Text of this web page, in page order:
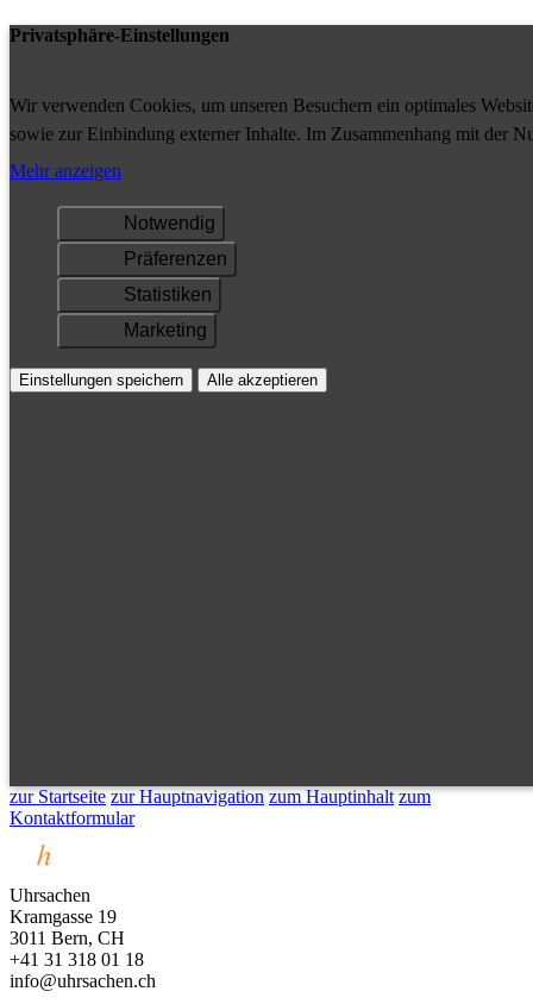
Privatsphäre-Einstellungen
Wir verwenden Cookies, um unseren Besuchern ein optimales
sowie zur Einbindung externer Inhalte. Im Zusammenhang mit der
Ihrem Gerät gespeichert und/oder abgerufen.
Mehr anzeigen
Notwendig
Präferenzen
Statistiken
Marketing
Einstellungen speichern Alle akzeptieren
zur Startseite zur Hauptnavigation zum Hauptinhalt zum
Kontaktformular
Uhrsachen
Kramgasse 19
3011 Bern, CH
+41 31 318 01 18
info@uhrsachen.ch